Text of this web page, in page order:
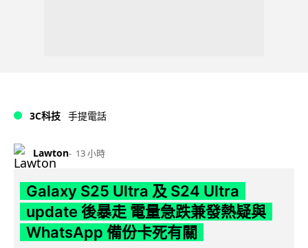
3C科技 手提電話
Lawton 13 小時
Galaxy S25 Ultra 及 S24 Ultra
update 後暴走 電量急跌兼發熱疑與
WhatsApp 備份卡死有關